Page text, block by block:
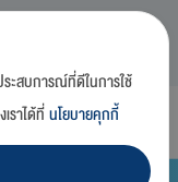
ะสบการณ์ที่ดีในการใช้
ราได้ที่นโยบายคุกกี้